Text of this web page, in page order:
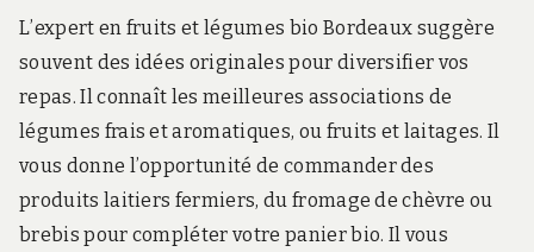
L’expert en fruits et légumes bio Bordeaux suggère
souvent des idées originales pour diversifier vos
repas. Il connaît les meilleures associations de
légumes frais et aromatiques, ou fruits et laitages. Il
vous donne l’opportunité de commander des
produits laitiers fermiers, du fromage de chèvre ou
brebis pour compléter votre panier bio. Il vous